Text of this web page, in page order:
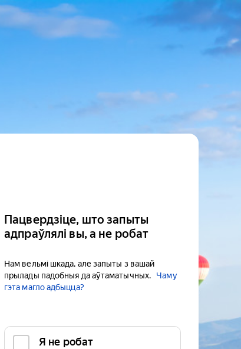
Пацвердзіце, што запыты
адпраўлялі вы, а не робат
Нам вельмі шкада, але запыты з вашай
прылады падобныя да аўтаматычных.
Чаму
гэта магло адбыцца?
Я не робат